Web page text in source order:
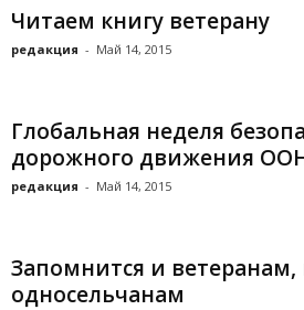
Читаем книгу ветерану
редакция - Май 14, 2015
Глобальная неделя
дорожного движения
редакция - Май 14, 2015
Запомнится и
односельчанам